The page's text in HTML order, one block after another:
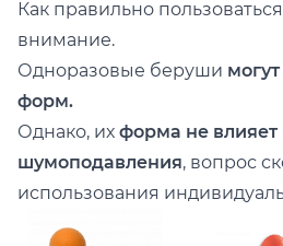
Одноразовые беруши
форм.
Однако, их форма не влияет
шумоподавления, вопрос
использования